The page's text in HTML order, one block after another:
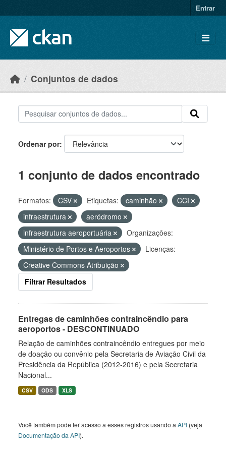
Entrar
Conjuntos de dados
Ordenar por
1 conjunto de dados encontrado
Formatos: CSV Etiquetas: caminhão
CCI
infraestrutura
aeródromo
infraestrutura aeroportuária
Organizações:
Ministério de Portos e Aeroportos
Licenças:
Creative Commons Atribuição
Filtrar Resultados
Entregas de caminhões contraincêndio para
aeroportos - DESCONTINUADO
Relação de caminhões contraincêndio entregues por meio
de doação ou convênio pela Secretaria de Aviação Civil da
Presidência da República (2012-2016) e pela Secretaria
Nacional...
CSV ODS XLS
Você também pode ter acesso a esses registros usando a API (veja
Documentação da API).